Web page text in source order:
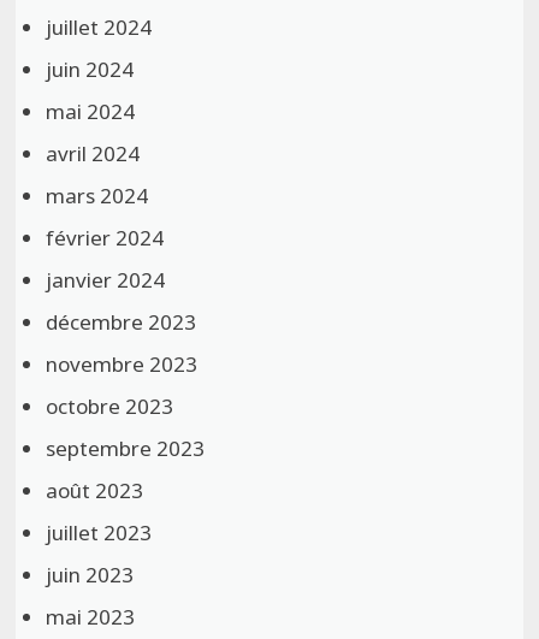
juillet 2024
juin 2024
mai 2024
avril 2024
mars 2024
février 2024
janvier 2024
décembre 2023
novembre 2023
octobre 2023
septembre 2023
août 2023
juillet 2023
juin 2023
mai 2023